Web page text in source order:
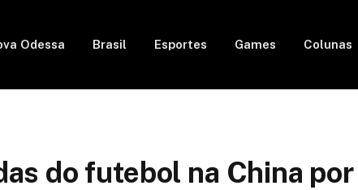
Odessa Brasil Esportes Games Colunas
do futebol na China por